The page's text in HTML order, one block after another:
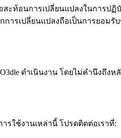
สะท้อนการเปลี่ยนแปลงในกา
การเปลี่ยนแปลงถือเป็นการยอมรั
ดำเนินงาน โดยไม่คำนึงถึง
รใช้งานเหล่านี้ โปรดติดต่อเราที่: